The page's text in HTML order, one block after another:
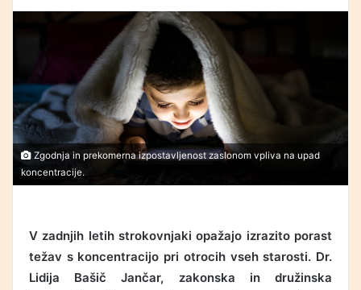
Zgodnja in prekomerna izpostavljenost zaslonom vpliva na upad
koncentracije.
V zadnjih letih strokovnjaki opažajo izrazito porast
težav s koncentracijo pri otrocih vseh starosti. Dr.
Lidija Bašič Jančar, zakonska in družinska